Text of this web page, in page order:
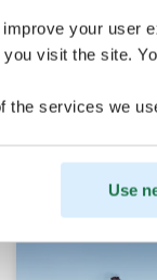
your user
visit the site.
the services we
Use